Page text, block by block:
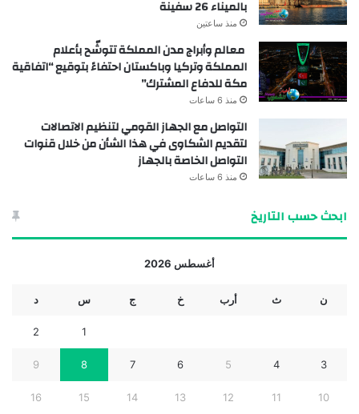
بالميناء 26 سفينة
منذ ساعتين
معالم وأبراج مدن المملكة تتوشّح بأعلام
المملكة وتركيا وباكستان احتفاءً بتوقيع “اتفاقية
مكة للدفاع المشترك”
منذ 6 ساعات
التواصل مع الجهاز القومي لتنظيم الاتصالات
لتقديم الشكاوى في هذا الشأن من خلال قنوات
التواصل الخاصة بالجهاز
منذ 6 ساعات
ابحث حسب التاريخ
أغسطس 2026
ن ث أرب خ ج س د
1
2
3
4
5
6
7
8
9
10
11
12
13
14
15
16